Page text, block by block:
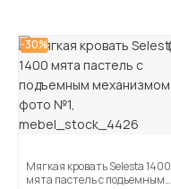
-30%
Мягкая кровать Selesta 1400
мята пастель с подъемным